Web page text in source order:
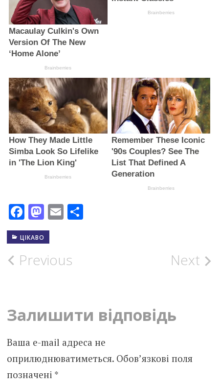
Facebook
Mastodon
EmailПоділитися
ЦІКАВО
Post
Previous Next
Залишити відповідь
Ваша e-mail адреса не
оприлюднюватиметься. Обов’язкові поля
позначені *